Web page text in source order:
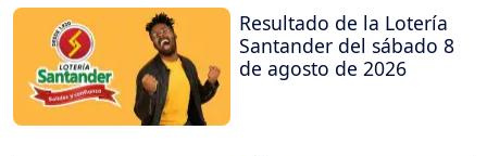
Resultado de la Lotería
Santander del sábado 8
de agosto de 2026